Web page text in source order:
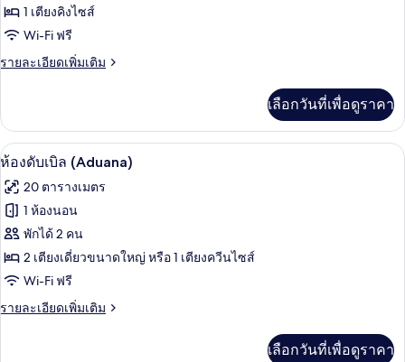
ซ์ชัว
รี่
เพ
เฮา
ส์,
อ่าง
น้ำ
ร้อน
(Terrace)
1 เตียงคิงไซส์
Wi-Fi ฟรี
รายละเอียดเพิ่มเติม
ราย
เกี่ยว
กับ
ลัก
รี่
เพ
เฮา
ส์,
อ่าง
น้ำ
ร้อน
เลือกวันที่เพื่อดูราคา
เปิด
ภาพถ่าย
ทั้งหมด
ของ
ห้อง
ดับเบิล
(Aduana)
เครื่องนอนป้องกันสารก่อภูมิแพ้, ผ้านว
5
ห้องดับเบิล (Aduana)
20 ตารางเมตร
1 ห้องนอน
พักได้ 2 คน
2 เตียงเดี่ยวขนาดใหญ่ หรือ 1 เตียงควีนไซส์
Wi-Fi ฟรี
รายละเอียดเพิ่มเติม
ราย
เลือกวันที่เพื่อดูราคา